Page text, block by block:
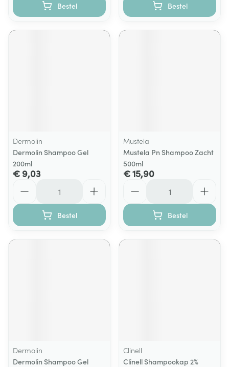
Bestel Bestel
Dermolin
Dermolin Shampoo Gel
200ml
€ 9,03
Bestel
Mustela
Mustela Pn Shampoo Zacht
500ml
€ 15,90
Bestel
Dermolin
Dermolin Shampoo Gel
Clinell
Clinell Shampookap 2%